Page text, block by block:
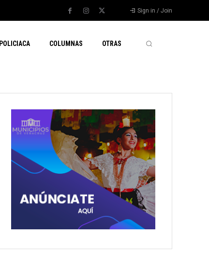
Sign in / Join
POLICIACA COLUMNAS OTRAS